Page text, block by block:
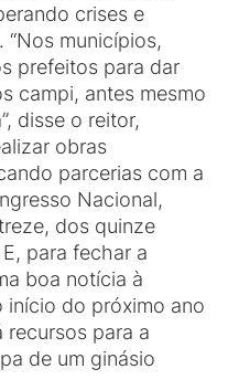
crises e
municípios,
prefeitos para dar
campi, antes mesmo
disse o reitor,
obras
parcerias com a
Nacional,
dos quinze
para fechar a
boa notícia à
início do próximo ano
recursos para a
de um ginásio